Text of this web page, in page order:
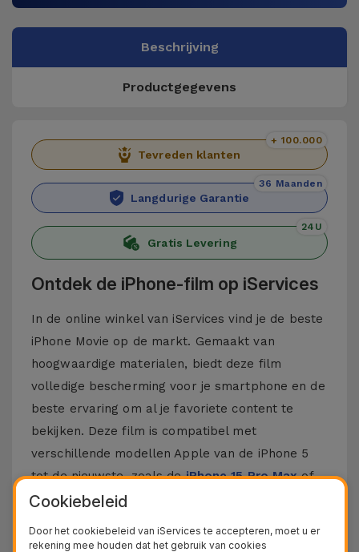
Beschrijving
Productgegevens
Tevreden klanten
+ 100.000
Langdurige Garantie
36 Maanden
Gratis Levering
24U
Ontdek de iPhone-film op iServices
In de online winkel van iServices vind je de beste
iPhone Movie op de markt. Gemaakt van
hoogwaardige materialen, biedt deze film
volledige bescherming voor je smartphone en de
beste ervaring om al je favoriete content te
bekijken. Deze film is compatibel met
verschillende modellen Apple van de iPhone 5
tot de nieuwste, zoals deiPhone 15 Pro Maxof
deiPhone 16.
Hoe zet je een iPhone Film op?
Cookiebeleid
Door het cookiebeleid van iServices te accepteren, moet u er
rekening mee houden dat het gebruik van cookies